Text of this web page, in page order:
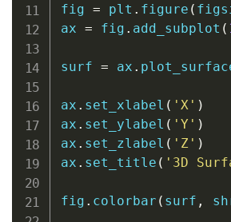
fig = plt . figure (
ax = fig . add_subplot (
surf = ax .
ax . set_xlabel ( 'X' )
ax . set_ylabel ( 'Y' )
ax . set_zlabel ( 'Z' )
ax . set_title ( '3D
fig . colorbar ( surf ,